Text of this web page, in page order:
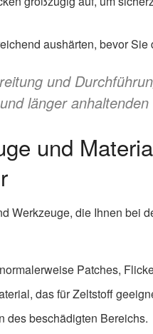
aushärten, bevor
und
länger
und
Werkzeuge, die Ihnen bei
Patches,
das für Zeltstoff
des beschädigten Bereichs.